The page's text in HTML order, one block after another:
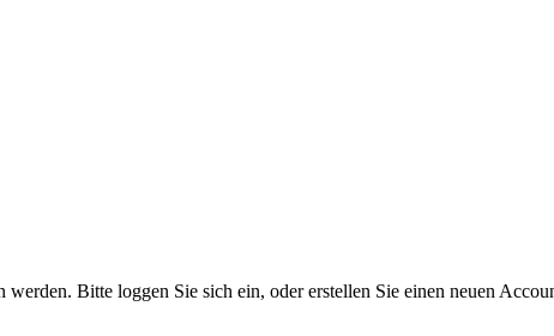
Bitte loggen Sie sich ein, oder erstellen Sie einen neuen